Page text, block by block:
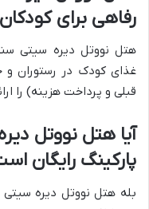
رفاهی برای
هتل نووتل دیره سیتی
غذای کودک در رستوران
قبلی و پرداخت هزینه) را
آیا هتل نووتل
پارکینگ رایگان
بله هتل نووتل دیره سیتی